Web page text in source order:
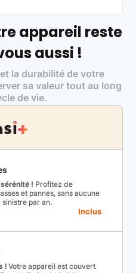
appareil reste
aussi !
la durabilité de votre
sa valeur tout au long
de vie.
! Profitez de
et pannes, sans aucune
sinistre par an.
Inclus
! Votre appareil est couvert